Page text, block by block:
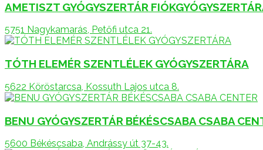
AMETISZT GYÓGYSZERTÁR
5751 Nagykamarás, Petőfi utca 21.
TÓTH ELEMÉR SZENTLÉLEK GYÓGYSZERTÁRA
5622 Köröstarcsa, Kossuth Lajos utca 8.
BENU GYÓGYSZERTÁR BÉKÉSCSABA CSABA
5600 Békéscsaba, Andrássy út 37-43.